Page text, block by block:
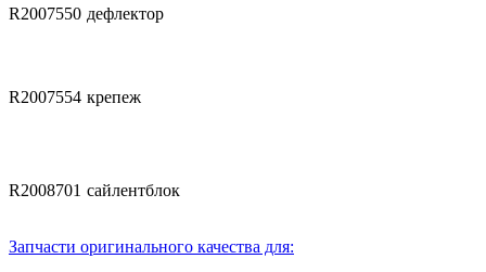
R2007550 дефлектор
R2007554 крепеж
R2008701 сайлентблок
Запчасти оригинального качества для: